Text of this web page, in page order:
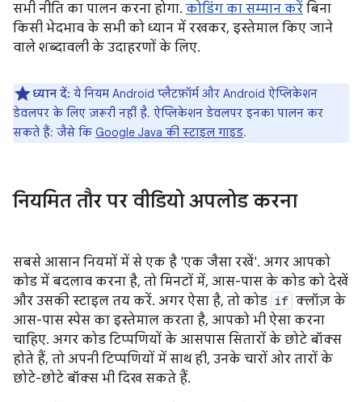
सभी नीति का पालन करना होगा. कोडिंग का सम्मान करें बिना
किसी भेदभाव के सभी को ध्यान में रखकर, इस्तेमाल किए जाने
वाले शब्दावली के उदाहरणों के लिए.
ध्यान दें: ये नियम Android प्लैटफ़ॉर्म और Android ऐप्लिकेशन
डेवलपर के लिए ज़रूरी नहीं है. ऐप्लिकेशन डेवलपर इनका पालन कर
सकते हैं: जैसे कि Google Java की स्टाइल गाइड.
नियमित तौर पर वीडियो अपलोड करना
सबसे आसान नियमों में से एक है 'एक जैसा रखें'. अगर आपको
कोड में बदलाव करना है, तो मिनटों में, आस-पास के कोड को देखें
और उसकी स्टाइल तय करें. अगर ऐसा है, तो कोड if क्लॉज़ के
आस-पास स्पेस का इस्तेमाल करता है, आपको भी ऐसा करना
चाहिए. अगर कोड टिप्पणियों के आसपास सितारों के छोटे बॉक्स
होते हैं, तो अपनी टिप्पणियों में साथ ही, उनके चारों ओर तारों के
छोटे-छोटे बॉक्स भी दिख सकते हैं.